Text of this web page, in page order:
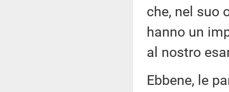
che, nel suo
hanno un
al nostro
Ebbene, le